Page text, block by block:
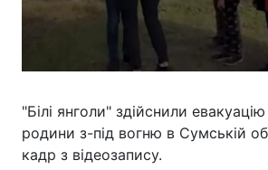
"Білі янголи" здійснили евакуацію
родини з-під вогню в Сумській
кадр з відеозапису.